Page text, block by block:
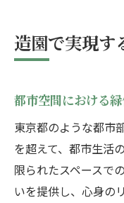
造園で実現す
都市空間における
東京都のような都市
を超えて、都市生活
限られたスペースで
いを提供し、心身の